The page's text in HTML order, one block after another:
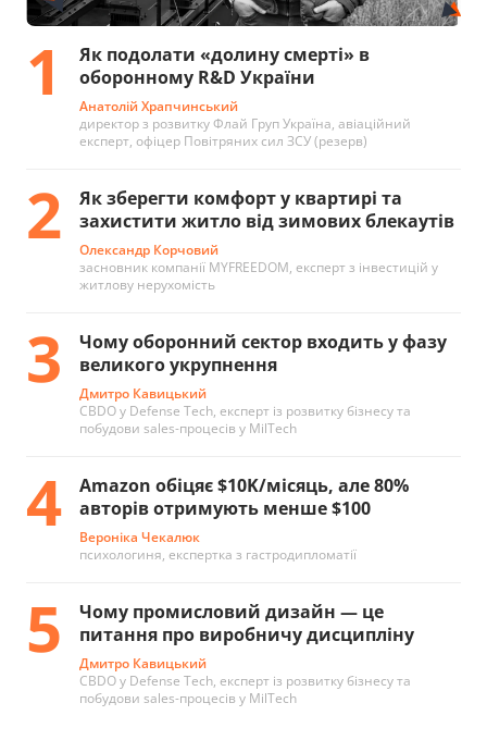
1
Як подолати «долину смерті» в
оборонному R&D України
Анатолій Храпчинський
директор з розвитку Флай Груп Україна, авіаційний
експерт, офіцер Повітряних сил ЗСУ (резерв)
2
Як зберегти комфорт у квартирі та
захистити житло від зимових блекаутів
Олександр Корчовий
засновник компанії MYFREEDOM, експерт з інвестицій у
житлову нерухомість
3
Чому оборонний сектор входить у фазу
великого укрупнення
Дмитро Кавицький
CBDO у Defense Tech, експерт із розвитку бізнесу та
побудови sales-процесів у MilTech
4
Amazon обіцяє $10K/місяць, але 80%
авторів отримують менше $100
Вероніка Чекалюк
психологиня, експертка з гастродипломатії
5
Чому промисловий дизайн — це
питання про виробничу дисципліну
Дмитро Кавицький
CBDO у Defense Tech, експерт із розвитку бізнесу та
побудови sales-процесів у MilTech